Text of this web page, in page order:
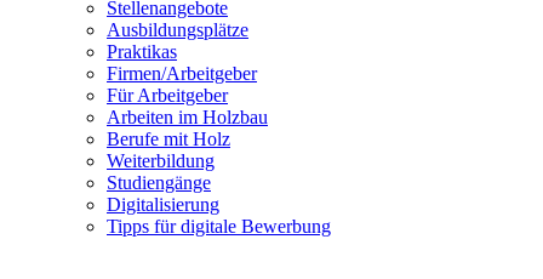
Stellenangebote
Ausbildungsplätze
Praktikas
Firmen/Arbeitgeber
Für Arbeitgeber
Arbeiten im Holzbau
Berufe mit Holz
Weiterbildung
Studiengänge
Digitalisierung
Tipps für digitale Bewerbung